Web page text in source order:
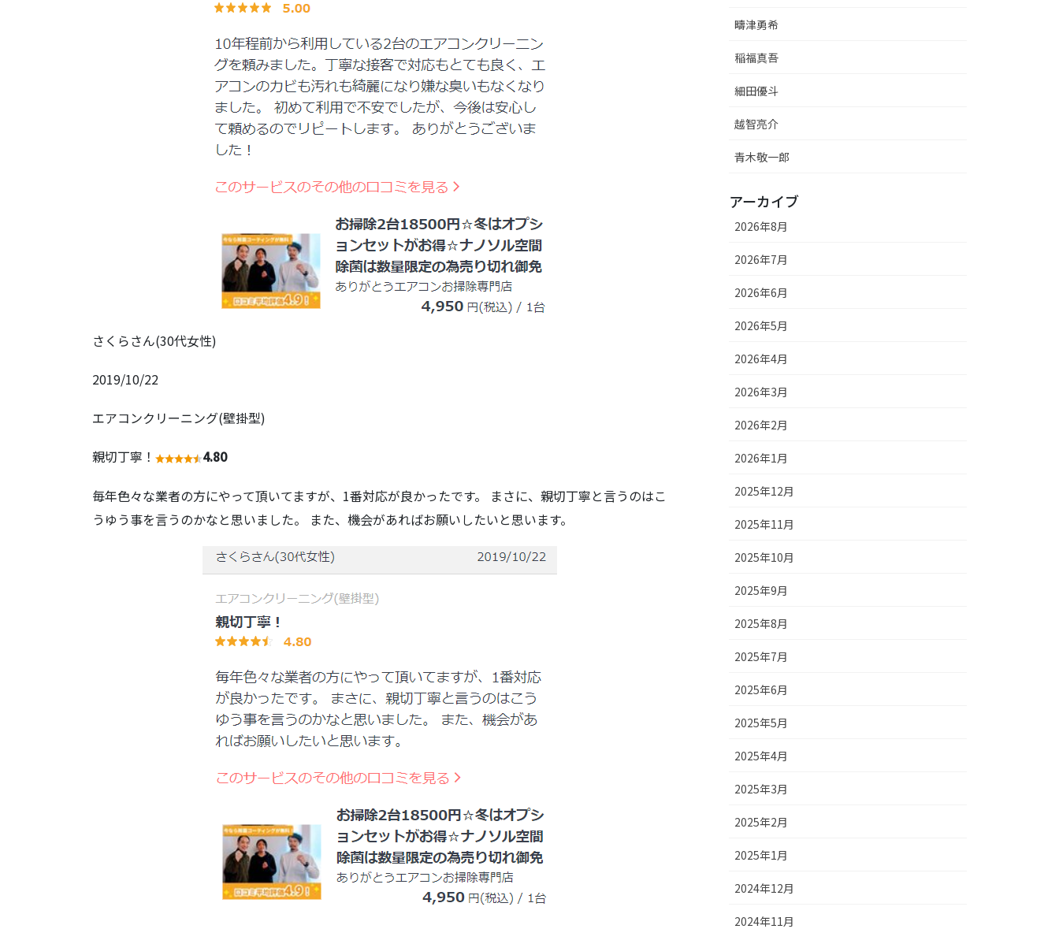
さくらさん(30代女性)
2019/10/22
エアコンクリーニング(壁掛型)
親切丁寧！ 4.80
毎年色々な業者の方にやって頂いてますが、1番対応が良かったです。 まさに、親切丁寧と言うのはこ
うゆう事を言うのかなと思いました。 また、機会があればお願いしたいと思います。
疇津勇希
稲福真吾
細田優斗
越智亮介
青木敬一郎
アーカイブ
2026年8月
2026年7月
2026年6月
2026年5月
2026年4月
2026年3月
2026年2月
2026年1月
2025年12月
2025年11月
2025年10月
2025年9月
2025年8月
2025年7月
2025年6月
2025年5月
2025年4月
2025年3月
2025年2月
2025年1月
2024年12月
2024年11月